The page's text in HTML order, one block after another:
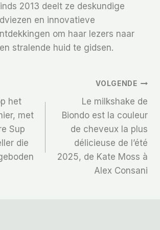
2013 deelt ze deskundige
en innovatieve
om haar lezers naar
stralende huid te gidsen.
het
met
Sup
die
VOLGENDE
Le milkshake de
Biondo est la couleur
de cheveux la plus
délicieuse de l’été
2025, de Kate Moss à
Alex Consani